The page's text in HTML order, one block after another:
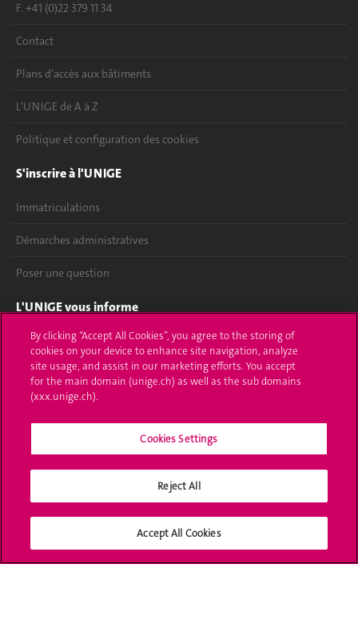
F. +41 (0)22 379 11 34
Contact
Plans d'accès aux bâtiments
L'UNIGE de A à Z
Politique et configuration des cookies
S'inscrire à l'UNIGE
Immatriculations
Démarches administratives
Poser une question
L'UNIGE vous informe
UNIGE Mobile
Médias
Offres d'emploi
Calendrier académique
Médias sociaux UNIGE
By clicking “Accept All Cookies”, you agree to the storing of
cookies on your device to enhance site navigation, analyze
site usage, and assist in our marketing efforts. You accept
for the main domain (unige.ch) as well as the sub domains
(xxx.unige.ch).
Cookies Settings
Reject All
Accept All Cookies